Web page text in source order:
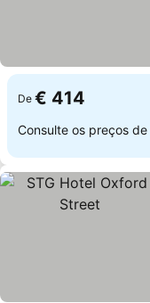
De € 414
Consulte os preços de